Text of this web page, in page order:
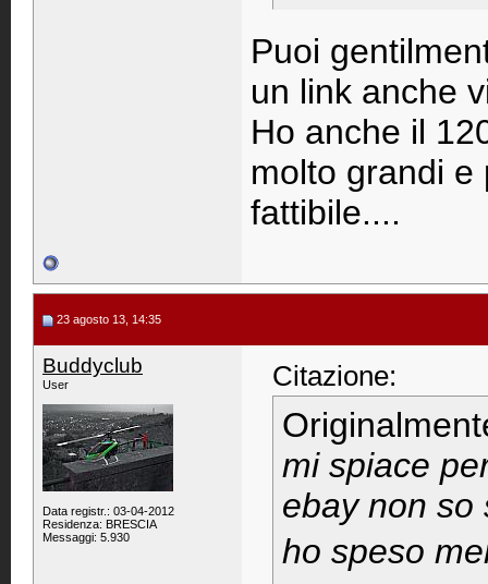
Puoi
un link anche
Ho anche il
molto grandi e
fattibile....
23 agosto 13, 14:35
Buddyclub
User
Data registr.: 03-04-2012
Residenza: BRESCIA
Messaggi: 5.930
Citazione:
mi spiace
ebay non so
ho speso